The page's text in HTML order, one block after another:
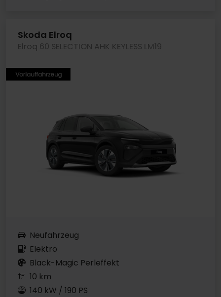
Skoda Elroq
Elroq 60 SELECTION AHK KEYLESS LM19
Neufahrzeug
Elektro
Black-Magic Perleffekt
10 km
140 kW / 190 PS